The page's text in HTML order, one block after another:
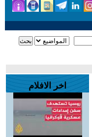
اخر الافلام